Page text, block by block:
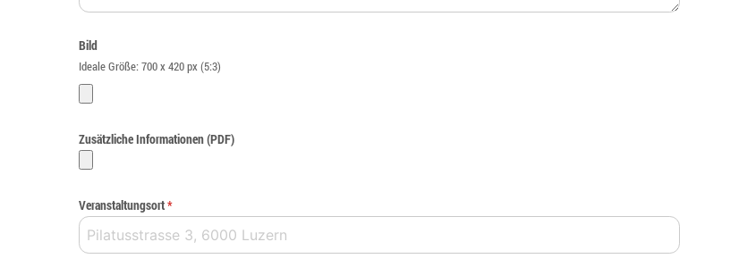
Bild
Ideale Größe: 700 x 420 px (5:3)
Zusätzliche Informationen (PDF)
Veranstaltungsort*